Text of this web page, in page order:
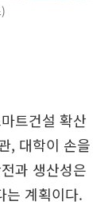
트건설 확산
, 대학이 손을
과 생산성은
는 계획이다.